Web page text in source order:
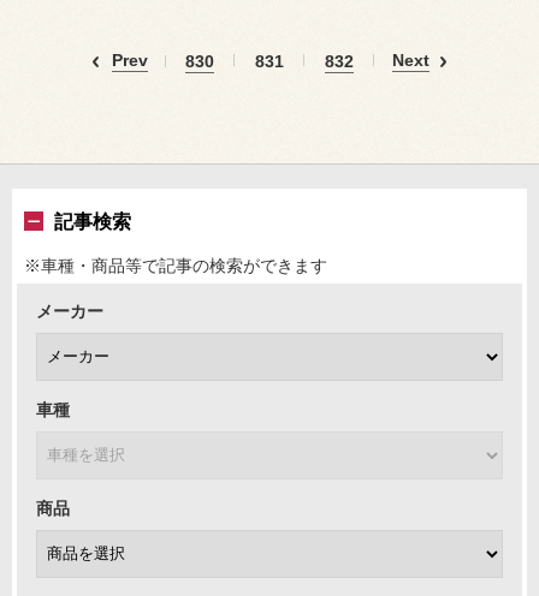
Prev 830 831 832 Next
記事検索
※車種・商品等で記事の検索ができます
メーカー
車種
商品